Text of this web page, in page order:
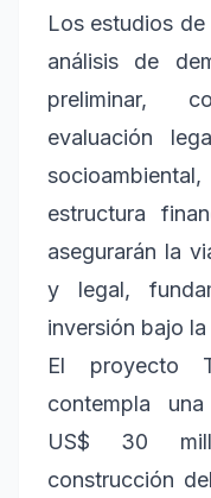
Los estudios
análisis de
preliminar,
evaluación
estructura
asegurarán la
y legal,
inversión bajo
El proyecto
contempla
US$ 30
construcción